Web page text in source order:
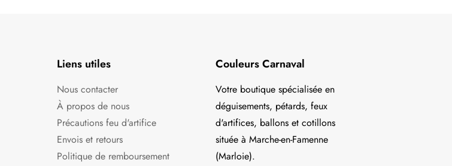
Liens utiles
Nous contacter
À propos de nous
Précautions feu d'artifice
Envois et retours
Politique de remboursement
Couleurs Carnaval
Votre boutique spécialisée en
déguisements, pétards, feux
d'artifices, ballons et cotillons
située à Marche-en-Famenne
(Marloie).